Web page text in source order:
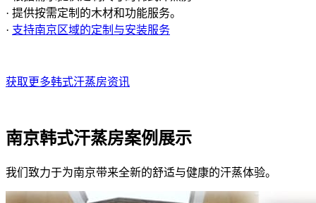
· 提供按需定制的木材和功能服务。
· 支持南京区域的定制与安装服务
获取更多韩式汗蒸房资讯
南京韩式汗蒸房案例展示
我们致力于为南京带来全新的舒适与健康的汗蒸体验。